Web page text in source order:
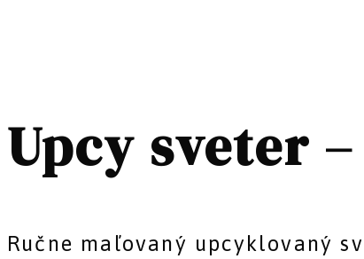
Upcy sveter
Ručne maľovaný upcyklovaný